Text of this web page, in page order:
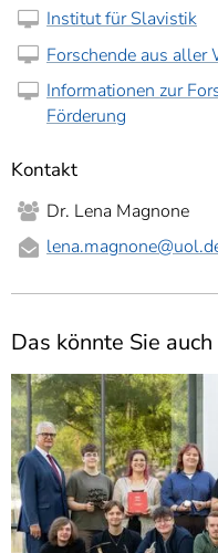
Institut für Slavistik
Forschende aus aller
Informationen zur
Förderung
Kontakt
Dr. Lena Magnone
lena.magnone
Das könnte Sie